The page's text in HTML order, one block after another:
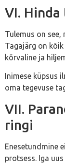
VI.
Tulemus on
Tagajärg on
kõrvaline ja
Inimese küpsus
oma tegevuse
VII.
ringi
Enesetundmine
protsess. Iga